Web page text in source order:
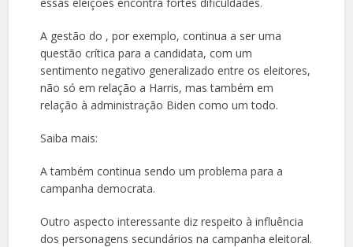
A gestão do , por exemplo, continua a ser uma
questão crítica para a candidata, com um
sentimento negativo generalizado entre os eleitores,
não só em relação a Harris, mas também em
relação à administração Biden como um todo.
Saiba mais:
A também continua sendo um problema para a
campanha democrata.
Outro aspecto interessante diz respeito à influência
dos personagens secundários na campanha eleitoral.